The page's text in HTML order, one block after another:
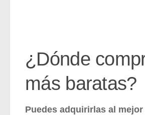
¿Dónde
más baratas?
Puedes adquirirlas al